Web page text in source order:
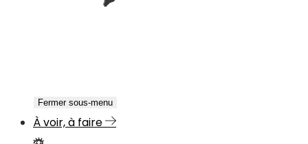
Fermer sous-menu
À voir, à faire